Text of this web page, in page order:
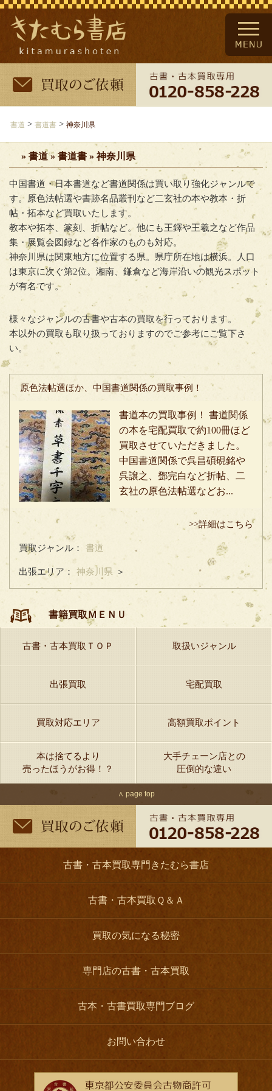
書道 > 書道書> 神奈川県
» 書道 » 書道書 » 神奈川県
中国書道・日本書道など書道関係は買い取り強化ジャンルで
す。原色法帖選や書跡名品叢刊など二玄社の本や教本・折
帖・拓本など買取いたします。
教本や拓本、篆刻、折帖など。他にも王鐸や王羲之など作品
集・展覧会図録など各作家のものも対応。
神奈川県は関東地方に位置する県。県庁所在地は横浜。人口
は東京に次ぐ第2位。湘南、鎌倉など海岸沿いの観光スポット
が有名です。
様々なジャンルの古書や古本の買取を行っております。
本以外の買取も取り扱っておりますのでご参考にご覧下さ
い。
原色法帖選ほか、中国書道関係の買取事例！
書道本の買取事例！ 書道関係
の本を宅配買取で約100冊ほど
買取させていただきました。
中国書道関係で呉昌碩硯銘や
呉譲之、鄧完白など折帖、二
玄社の原色法帖選などお...
>>詳細はこちら
買取ジャンル： 書道
出張エリア： 神奈川県 ＞
書籍買取ＭＥＮＵ
古書・古本買取ＴＯＰ 取扱いジャンル
出張買取 宅配買取
買取対応エリア 高額買取ポイント
本は捨てるより
売ったほうがお得！？
大手チェーン店との
圧倒的な違い
∧ page top
古書・古本買取専門きたむら書店
古書・古本買取Ｑ＆Ａ
買取の気になる秘密
専門店の古書・古本買取
古本・古書買取専門ブログ
お問い合わせ